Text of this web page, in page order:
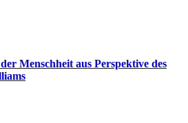
Menschheit aus Perspektive des